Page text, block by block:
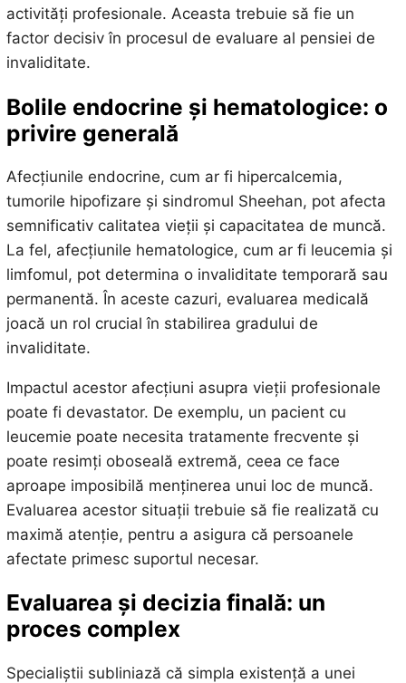
activități profesionale. Aceasta trebuie să fie un
factor decisiv în procesul de evaluare al pensiei de
invaliditate.
Bolile endocrine și hematologice: o
privire generală
Afecțiunile endocrine, cum ar fi hipercalcemia,
tumorile hipofizare și sindromul Sheehan, pot afecta
semnificativ calitatea vieții și capacitatea de muncă.
La fel, afecțiunile hematologice, cum ar fi leucemia și
limfomul, pot determina o invaliditate temporară sau
permanentă. În aceste cazuri, evaluarea medicală
joacă un rol crucial în stabilirea gradului de
invaliditate.
Impactul acestor afecțiuni asupra vieții profesionale
poate fi devastator. De exemplu, un pacient cu
leucemie poate necesita tratamente frecvente și
poate resimți oboseală extremă, ceea ce face
aproape imposibilă menținerea unui loc de muncă.
Evaluarea acestor situații trebuie să fie realizată cu
maximă atenție, pentru a asigura că persoanele
afectate primesc suportul necesar.
Evaluarea și decizia finală: un
proces complex
Specialiștii subliniază că simpla existență a unei